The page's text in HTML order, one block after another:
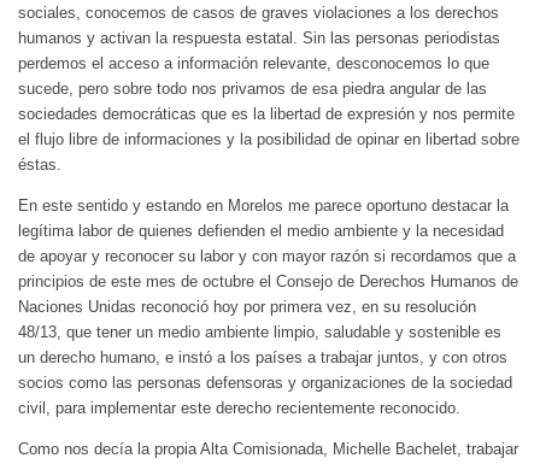
sociales, conocemos de casos de graves violaciones a los derechos
humanos y activan la respuesta estatal. Sin las personas periodistas
perdemos el acceso a información relevante, desconocemos lo que
sucede, pero sobre todo nos privamos de esa piedra angular de las
sociedades democráticas que es la libertad de expresión y nos permite
el flujo libre de informaciones y la posibilidad de opinar en libertad sobre
éstas.
En este sentido y estando en Morelos me parece oportuno destacar la
legítima labor de quienes defienden el medio ambiente y la necesidad
de apoyar y reconocer su labor y con mayor razón si recordamos que a
principios de este mes de octubre el Consejo de Derechos Humanos de
Naciones Unidas reconoció hoy por primera vez, en su resolución
48/13, que tener un medio ambiente limpio, saludable y sostenible es
un derecho humano, e instó a los países a trabajar juntos, y con otros
socios como las personas defensoras y organizaciones de la sociedad
civil, para implementar este derecho recientemente reconocido.
Como nos decía la propia Alta Comisionada, Michelle Bachelet, trabajar